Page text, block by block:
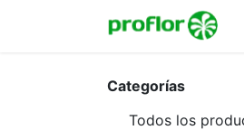
Categorías
Todos los